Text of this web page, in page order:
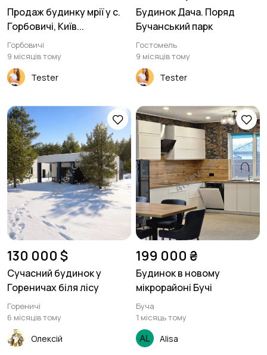
Продаж будинку мрії у с.
Горбовичі, Київ...
Горбовичі
9 місяців тому
Tester
Будинок Дача. Поряд
Бучанський парк
Гостомель
9 місяців тому
Tester
130 000 $
Сучасний будинок у
Гореничах біля лісу
Гореничі
6 місяців тому
Олексій
199 000 ₴
Будинок в новому
мікрорайоні Бучі
Буча
1 місяць тому
Alisa